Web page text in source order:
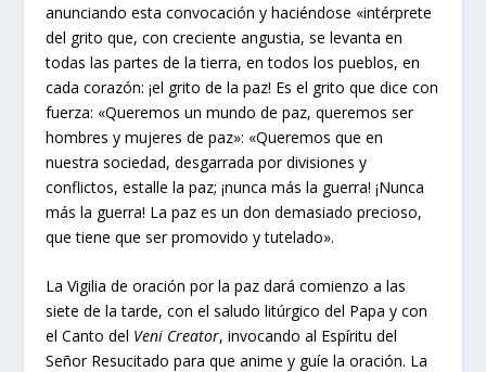
anunciando esta convocación y haciéndose «intérprete
del grito que, con creciente angustia, se levanta en
todas las partes de la tierra, en todos los pueblos, en
cada corazón: ¡el grito de la paz! Es el grito que dice con
fuerza: «Queremos un mundo de paz, queremos ser
hombres y mujeres de paz»: «Queremos que en
nuestra sociedad, desgarrada por divisiones y
conflictos, estalle la paz; ¡nunca más la guerra! ¡Nunca
más la guerra! La paz es un don demasiado precioso,
que tiene que ser promovido y tutelado».
La Vigilia de oración por la paz dará comienzo a las
siete de la tarde, con el saludo litúrgico del Papa y con
el Canto del Veni Creator, invocando al Espíritu del
Señor Resucitado para que anime y guíe la oración. La